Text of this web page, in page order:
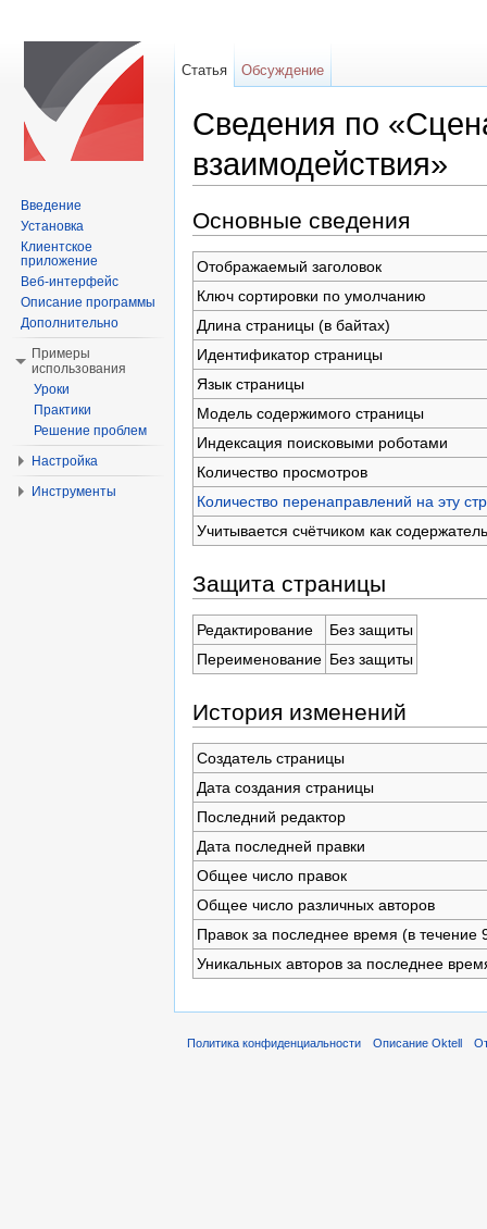
Сведения по
взаимодействия»
Основные сведения
Отображаемый заголовок
Ключ сортировки по умолчанию
Длина страницы (в байтах)
Идентификатор страницы
Язык страницы
Модель содержимого страницы
Индексация поисковыми роботами
Количество просмотров
Количество перенаправлений на эту
Учитывается счётчиком как
Защита страницы
Редактирование
Без защиты
Переименование Без защиты
История изменений
Создатель страницы
Дата создания страницы
Последний редактор
Дата последней правки
Общее число правок
Общее число различных авторов
Правок за последнее время (в течение
Уникальных авторов за последнее
Статья Обсуждение
Введение
Установка
Клиентское
приложение
Веб-интерфейс
Описание программы
Дополнительно
Примеры
использования
Уроки
Практики
Решение проблем
Настройка
Инструменты
Политика конфиденциальности Описание Oktell